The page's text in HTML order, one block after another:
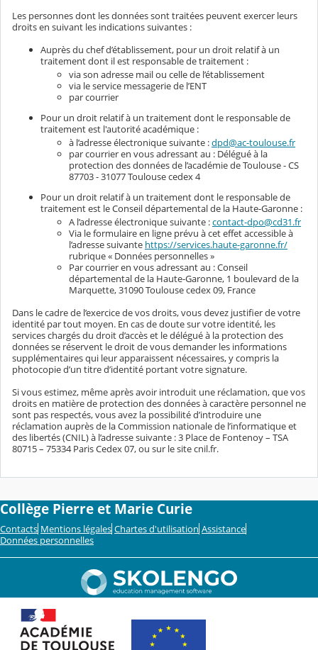
Les personnes dont les données sont traitées peuvent exercer leurs
droits en suivant les indications suivantes :
Auprès du chef d’établissement, pour un droit relatif à un
traitement dont il est responsable de traitement :
via son adresse mail ou celle de l’établissement
via le service messagerie de l’ENT
par courrier
Pour un droit relatif à un traitement dont le responsable de
traitement est l'autorité académique :
à l’adresse électronique suivante :dpd@ac-toulouse.fr
par courrier en vous adressant au : Délégué à la
protection des données de l’académie de Toulouse - CS
87703 - 31077 Toulouse cedex 4
Pour un droit relatif à un traitement dont le responsable de
traitement est le Conseil départemental de la Haute-Garonne :
A l’adresse électronique suivante :contact-dpo@cd31.fr
Via le formulaire en ligne prévu à cet effet accessible à
l’adresse suivante https://services.haute-garonne.fr/
rubrique « Données personnelles »
Par courrier en vous adressant au : Conseil
départemental de la Haute-Garonne, 1 boulevard de la
Marquette, 31090 Toulouse cedex 09, France
Dans le cadre de l’exercice de vos droits, vous devez justifier de votre
identité par tout moyen. En cas de doute sur votre identité, les
services chargés du droit d’accès et le délégué à la protection des
données se réservent le droit de vous demander les informations
supplémentaires qui leur apparaissent nécessaires, y compris la
photocopie d’un titre d’identité portant votre signature.
Si vous estimez, même après avoir introduit une réclamation, que vos
droits en matière de protection des données à caractère personnel ne
sont pas respectés, vous avez la possibilité d’introduire une
réclamation auprès de la Commission nationale de l’informatique et
des libertés (CNIL) à l’adresse suivante : 3 Place de Fontenoy – TSA
80715 – 75334 Paris Cedex 07, ou sur le site cnil.fr.
Collège Pierre et Marie Curie
Contacts Mentions légales Chartes d'utilisation Assistance
Données personnelles